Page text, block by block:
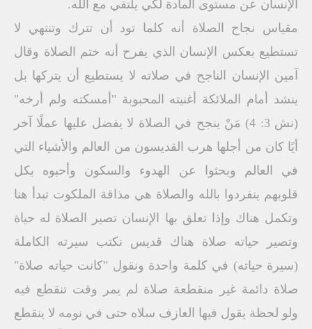
الإنسان عن مستوى المادة لكي يلتقي مع الله.
مقياس نجاح الصلاة أنه كلما تود أن تترك وتنتهي لا
تستطيع بعكس الإنسان الذي يفرح أنه ختم الصلاة وقال
آمين الإنسان الناجح في صلاته لا يستطيع أن يتركها بل
ينشد أمام الملائكة أغنيته المحبوبة "أمسكته ولم أرخه"
(نش 3: 4) مَنْ ينجح في الصلاة لا يفضل عليها عملًا آخر
أيًا كان من أجلها هرب القديسون من العالم والأشياء التي
في العالم وبحثوا عن الهدوء والسكون وأحبوه بكل
قلوبهم ينفردوا بالله والصلاة هي مذاقة الملكوت تبدأ هنا
وتكمل هناك وإذا تعلق بها الإنسان تصير الصلاة له حياة
وتصير حياته صلاة هناك قديس نكتب سيرته الكاملة
(سيرة حياته) في كلمة واحدة ونقول "كانت حياته صلاة"
صلاة دائمة غير منقطعة صلاة لم يمر وقت تنقطع فيه
ولو لحظة يقول فيها العازف سلاه حتى في نومه لا ينقطع